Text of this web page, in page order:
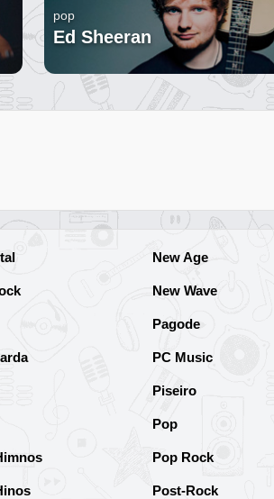
pop
Ed Sheeran
New Age
New Wave
Pagode
PC Music
Piseiro
Pop
Pop Rock
Post-Rock